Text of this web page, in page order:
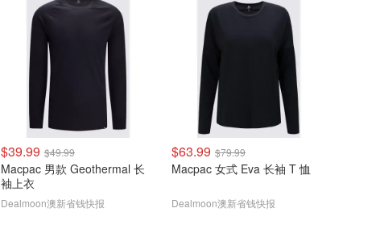
$39.99 $49.99
Macpac 男款 Geothermal 长
袖上衣
Dealmoon澳新省钱快报
$63.99 $79.99
Macpac 女式 Eva 长袖 T 恤
Dealmoon澳新省钱快报